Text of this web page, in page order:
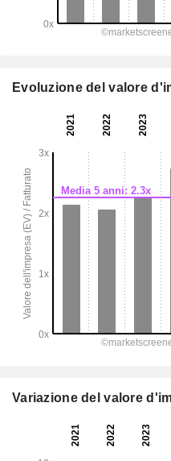
Evoluzione del valore
Variazione del valore